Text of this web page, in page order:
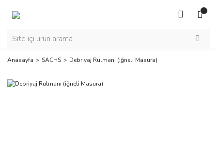
Anasayfa SACHS Debriyaj Rulmanı (iğneli Masura)